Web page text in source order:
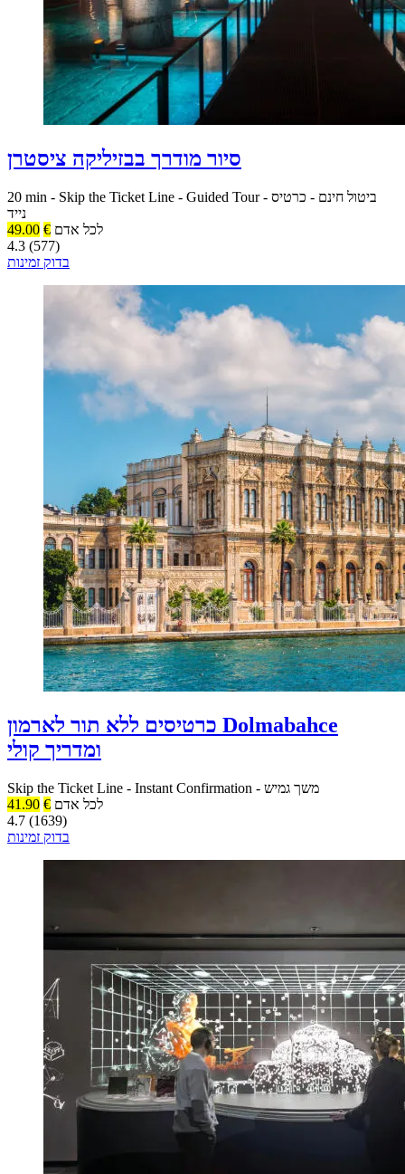
סיור מודרך בבזיליקה ציסטרן
20 min - Skip the Ticket Line - Guided Tour - ביטול חינם - כרטיס
נייד
לכל אדם €
49.00
4.3 (577)
בדוק זמינות
כרטיסים ללא תור לארמון Dolmabahce
ומדריך קולי
Skip the Ticket Line - Instant Confirmation - משך גמיש
לכל אדם €
41.90
4.7 (1639)
בדוק זמינות